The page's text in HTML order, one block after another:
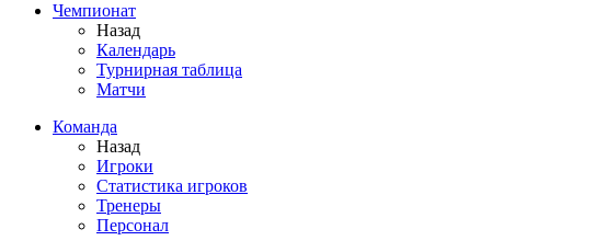
Чемпионат
Назад
Календарь
Турнирная таблица
Матчи
Команда
Назад
Игроки
Статистика игроков
Тренеры
Персонал